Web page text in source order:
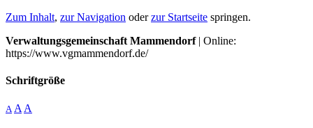
Zum Inhalt, zur Navigation oderzur Startseite springen.
Verwaltungsgemeinschaft Mammendorf| Online:
https://www.vgmammendorf.de/
Schriftgröße
A A A